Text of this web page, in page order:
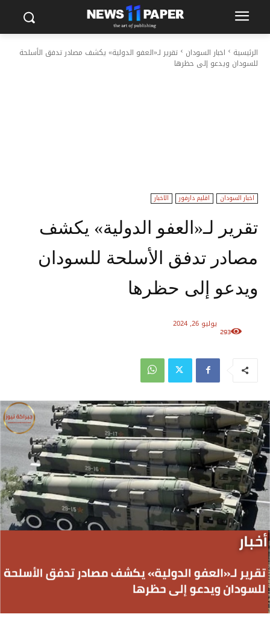
الرئيسية اخبار السودان
تقرير لـ«العفو الدولية» يكشف مصادر تدفق الأسلحة
للسودان ويدعو إلى حظرها
اخبار السودان اقليم دارفور الاخبار
تقرير لـ«العفو الدولية» يكشف
مصادر تدفق الأسلحة للسودان
ويدعو إلى حظرها
يوليو 26, 2024
293